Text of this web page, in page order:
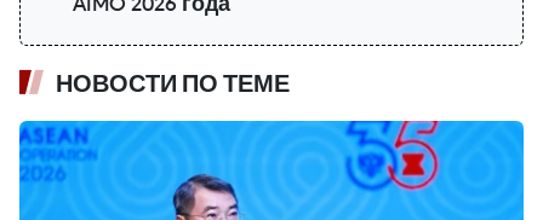
НОВОСТИ ПО ТЕМЕ